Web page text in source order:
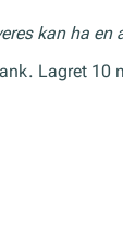
kan ha
Lagret 10